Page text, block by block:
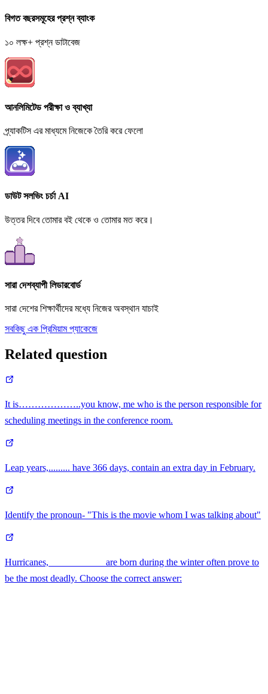
বিগত বছরসমূহের প্রশ্ন ব্যাংক
১০ লক্ষ+ প্রশ্ন ডাটাবেজ
আনলিমিটেড পরীক্ষা ও ব্যাখ্যা
প্র্যাকটিস এর মাধ্যমে নিজেকে তৈরি করে ফেলো
ডাউট সলভিং চর্চা AI
উত্তর দিবে তোমার বই থেকে ও তোমার মত করে।
সারা দেশব্যাপী লিডারবোর্ড
সারা দেশের শিক্ষার্থীদের মধ্যে নিজের অবস্থান যাচাই
সবকিছু এক প্রিমিয়াম প্যাকেজে
Related question
It is………………..you know, me who is the person responsible for
scheduling meetings in the conference room.
Leap years,......... have 366 days, contain an extra day in February.
Identify the pronoun- "This is the movie whom I was talking about"
Hurricanes, ___________ are born during the winter often prove to
be the most deadly. Choose the correct answer: